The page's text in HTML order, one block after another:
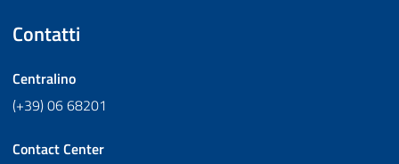
Contatti
Centralino
(+39) 06 68201
Contact Center